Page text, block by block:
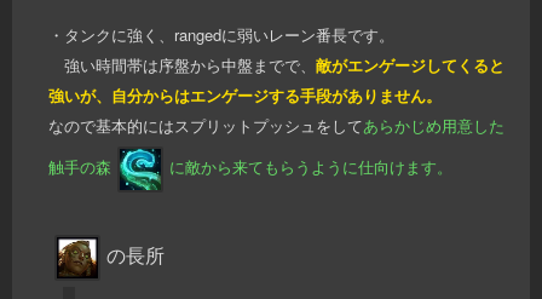
・タンクに強く、rangedに弱いレーン番長です。
強い時間帯は序盤から中盤までで、 敵がエンゲージしてくると
強いが、自分からはエンゲージする手段がありません。
なので基本的にはスプリットプッシュをしてあらかじめ用意した
触手の森
に敵から来てもらうように仕向けます。
の長所